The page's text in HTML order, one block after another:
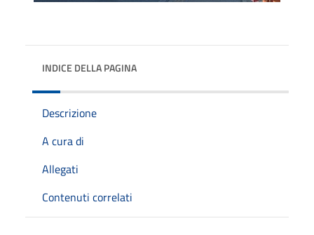
INDICE DELLA PAGINA
Descrizione
A cura di
Allegati
Contenuti correlati